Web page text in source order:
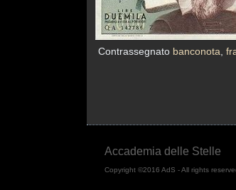
Contrassegnato banconota,
Accademia delle Stelle
Copyright ©2016 AdS - All rights